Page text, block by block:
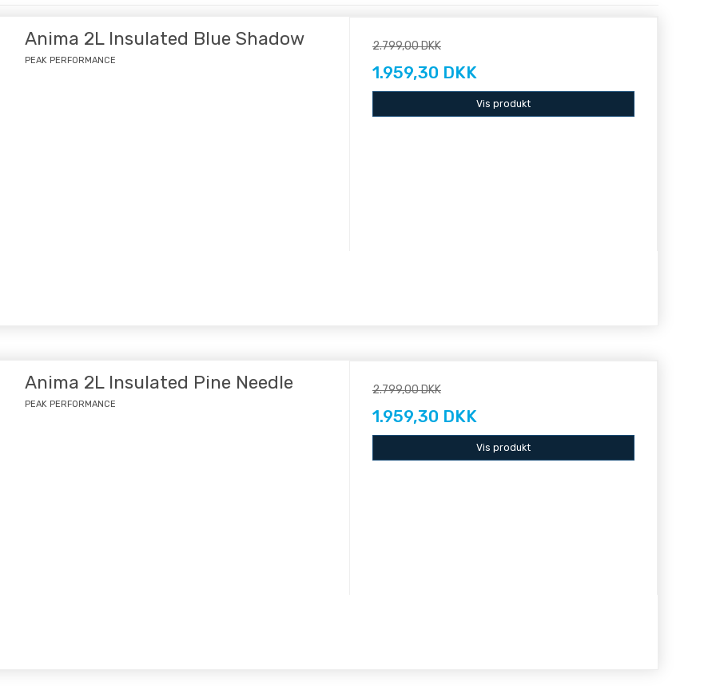
Anima 2L Insulated Blue Shadow
PEAK PERFORMANCE
2.799,00 DKK
1.959,30 DKK
Vis produkt
Anima 2L Insulated Pine Needle
PEAK PERFORMANCE
2.799,00 DKK
1.959,30 DKK
Vis produkt